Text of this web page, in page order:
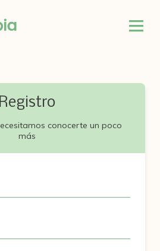
Registro
conocerte un poco
más